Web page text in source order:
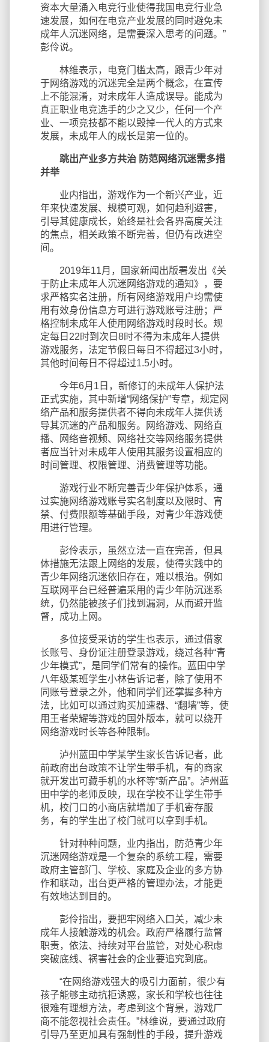
资本大量涌入电竞行业使得我国电竞行业急
速发展，如何在电竞产业发展的同时避免未
成年人沉迷网络，是需要深入思考的问题。”
彭伶说。
林维表示，电竞门槛太高，跟青少年对
于网络游戏的沉迷完全是两个概念，在宣传
上不能混淆，对未成年人造成误导。能成为
真正职业电竞选手的少之又少，任何一个产
业、一项竞技都不能以毁掉一代人的方式来
发展，未成年人的成长是第一位的。
跳出产业多方共治 防范网络沉迷需多措
并举
业内指出，游戏作为一个新兴产业，近
年来快速发展、规模可观，如何趋利避害，
引导其健康成长，始终是社会各界高度关注
的焦点，相关政策不断完善，但仍有改进空
间。
2019年11月，国家新闻出版署发出《关
于防止未成年人沉迷网络游戏的通知》，要
求严格实名注册，所有网络游戏用户均需使
用有效身份信息方可进行游戏账号注册；严
格控制未成年人使用网络游戏时段时长。规
定每日22时到次日8时不得为未成年人提供
游戏服务，法定节假日每日不得超过3小时，
其他时间每日不得超过1.5小时。
今年6月1日，新修订的未成年人保护法
正式实施，其中新增“网络保护”专章，规定网
络产品和服务提供者不得向未成年人提供诱
导其沉迷的产品和服务。网络游戏、网络直
播、网络音视频、网络社交等网络服务提供
者应当针对未成年人使用其服务设置相应的
时间管理、权限管理、消费管理等功能。
游戏行业不断完善青少年保护体系，通
过实施网络游戏账号实名制度以及限时、宵
禁、付费限额等基础手段，对青少年游戏使
用进行管理。
彭伶表示，虽然立法一直在完善，但具
体措施无法跟上网络的发展，使得实践中的
青少年网络沉迷依旧存在，难以根治。例如
互联网平台已经普遍采用的青少年防沉迷系
统，仍然能被孩子们找到漏洞，从而避开监
督，成功上网。
多位接受采访的学生也表示，通过借家
长账号、身份证注册登录游戏，绕过各种“青
少年模式”，是同学们常有的操作。蓝田中学
八年级某班学生小林告诉记者，除了使用不
同账号登录之外，他和同学们还掌握多种方
法，比如可以通过购买加速器、“翻墙”等，使
用王者荣耀等游戏的国外版本，就可以绕开
网络游戏时长等各种限制。
泸州蓝田中学某学生家长告诉记者，此
前政府出台政策不让学生带手机，有的商家
就开发出可藏手机的水杯等“新产品”。泸州蓝
田中学的老师反映，现在学校不让学生带手
机，校门口的小商店就增加了手机寄存服
务，有的学生出了校门就可以拿到手机。
针对种种问题，业内指出，防范青少年
沉迷网络游戏是一个复杂的系统工程，需要
政府主管部门、学校、家庭及企业的多方协
作和联动，出台更严格的管理办法，才能更
有效地达到目的。
彭伶指出，要把牢网络入口关，减少未
成年人接触游戏的机会。政府严格履行监督
职责，依法、持续对平台监管，对处心积虑
突破底线、祸害社会的企业要追究到底。
“在网络游戏强大的吸引力面前，很少有
孩子能够主动抗拒诱惑，家长和学校也往往
很难有理想方法，考虑到这个背景，游戏厂
商不能忽视社会责任。”林维说，要通过政府
引导乃至更加具有强制性的手段，提升游戏